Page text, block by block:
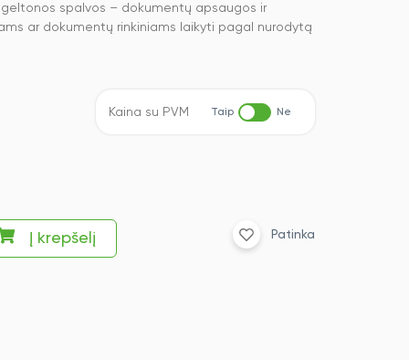
spalvos – dokumentų apsaugos ir
ar dokumentų rinkiniams laikyti pagal nurodytą
Kaina su PVM Taip Ne
Į krepšelį Patinka